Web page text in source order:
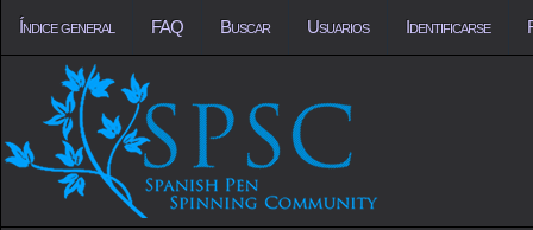
Índice general FAQ Buscar Usuarios Identificarse